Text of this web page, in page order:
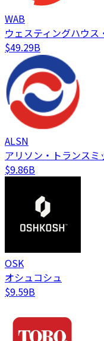
WAB
ウェスティングハウ
$49.29B
ALSN
アリソン・トランス
$9.86B
OSK
オシュコシュ
$9.59B